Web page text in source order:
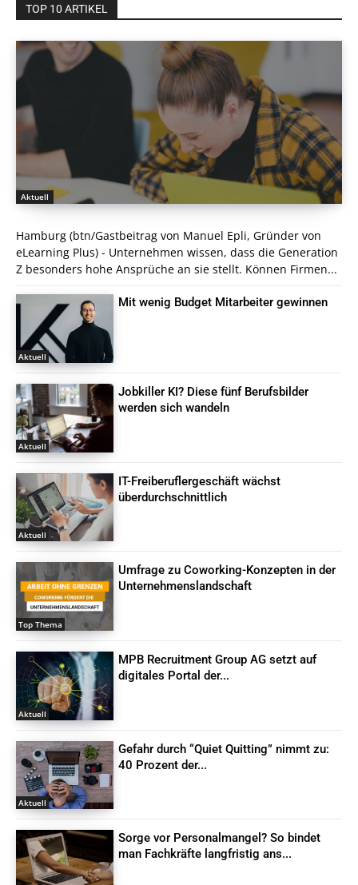
TOP 10 ARTIKEL
Aktuell
Hamburg (btn/Gastbeitrag von Manuel Epli, Gründer von
eLearning Plus) - Unternehmen wissen, dass die Generation
Z besonders hohe Ansprüche an sie stellt. Können Firmen...
Aktuell
Mit wenig Budget Mitarbeiter gewinnen
Aktuell
Jobkiller KI? Diese fünf Berufsbilder
werden sich wandeln
Aktuell
IT-Freiberuflergeschäft wächst
überdurchschnittlich
Top Thema
Umfrage zu Coworking-Konzepten in der
Unternehmenslandschaft
Aktuell
MPB Recruitment Group AG setzt auf
digitales Portal der...
Aktuell
Gefahr durch “Quiet Quitting” nimmt zu:
40 Prozent der...
Sorge vor Personalmangel? So bindet
man Fachkräfte langfristig ans...